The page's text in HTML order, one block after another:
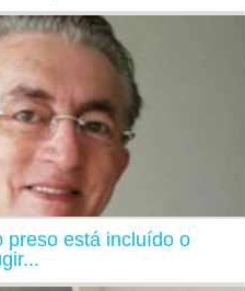
preso está incluído o